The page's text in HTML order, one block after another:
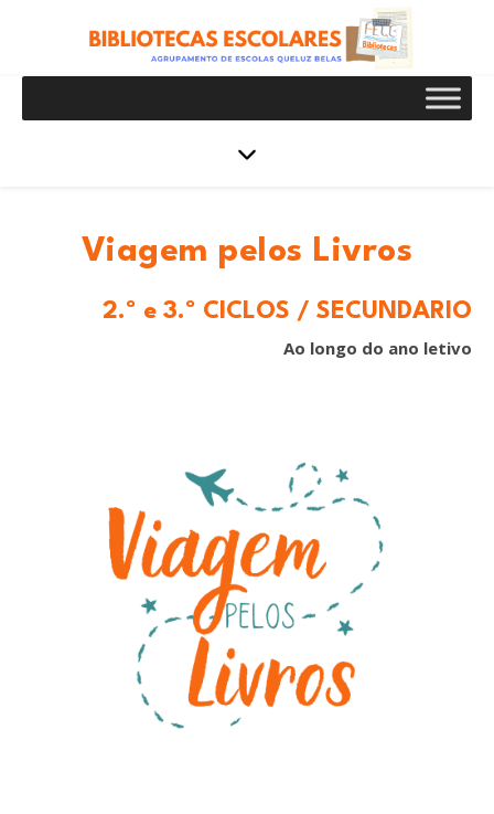
Viagem pelos Livros
2.º e 3.º CICLOS / SECUNDÁRIO
Ao longo do ano letivo